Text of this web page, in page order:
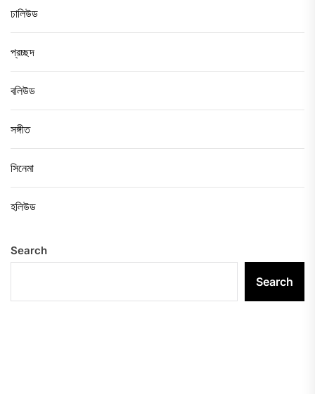
ঢালিউড
প্রচ্ছদ
বলিউড
সঙ্গীত
সিনেমা
হলিউড
Search
Search